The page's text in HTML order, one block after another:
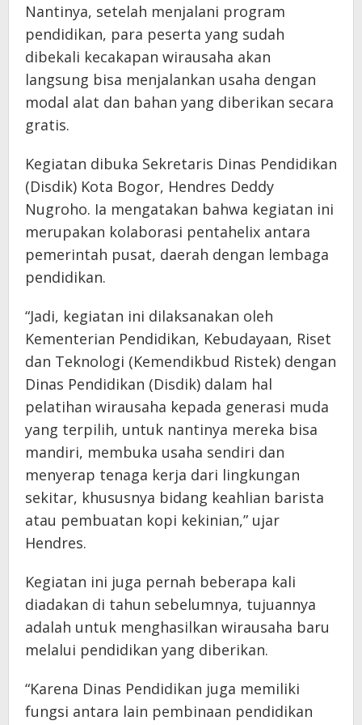
Nantinya, setelah menjalani program
pendidikan, para peserta yang sudah
dibekali kecakapan wirausaha akan
langsung bisa menjalankan usaha dengan
modal alat dan bahan yang diberikan secara
gratis.
Kegiatan dibuka Sekretaris Dinas Pendidikan
(Disdik) Kota Bogor, Hendres Deddy
Nugroho. Ia mengatakan bahwa kegiatan ini
merupakan kolaborasi pentahelix antara
pemerintah pusat, daerah dengan lembaga
pendidikan.
“Jadi, kegiatan ini dilaksanakan oleh
Kementerian Pendidikan, Kebudayaan, Riset
dan Teknologi (Kemendikbud Ristek) dengan
Dinas Pendidikan (Disdik) dalam hal
pelatihan wirausaha kepada generasi muda
yang terpilih, untuk nantinya mereka bisa
mandiri, membuka usaha sendiri dan
menyerap tenaga kerja dari lingkungan
sekitar, khususnya bidang keahlian barista
atau pembuatan kopi kekinian,” ujar
Hendres.
Kegiatan ini juga pernah beberapa kali
diadakan di tahun sebelumnya, tujuannya
adalah untuk menghasilkan wirausaha baru
melalui pendidikan yang diberikan.
“Karena Dinas Pendidikan juga memiliki
fungsi antara lain pembinaan pendidikan